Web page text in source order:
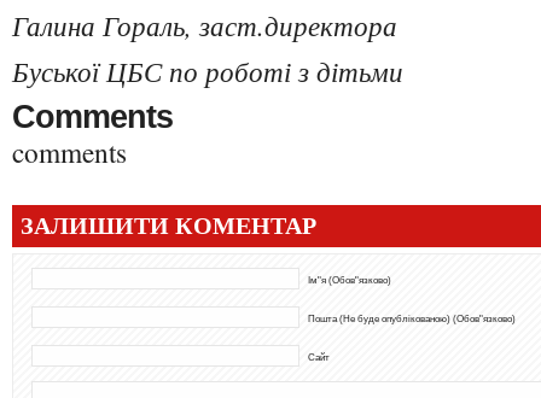
Галина Гораль, заст.директора
Буської ЦБС по роботі з дітьми
Comments
comments
ЗАЛИШИТИ КОМЕНТАР
Ім"я (Обов"язково)
Пошта (Не буде опублікованою) (Обов"язково)
Сайт